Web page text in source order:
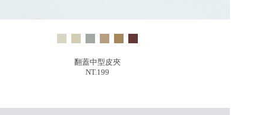
翻蓋中型皮夾
NT.199